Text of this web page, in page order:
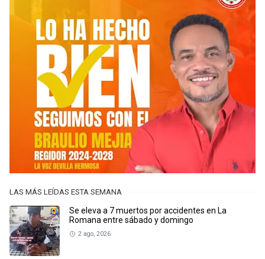
LAS MÁS LEÍDAS ESTA SEMANA
Se eleva a 7 muertos por accidentes en La
Romana entre sábado y domingo
2 ago, 2026